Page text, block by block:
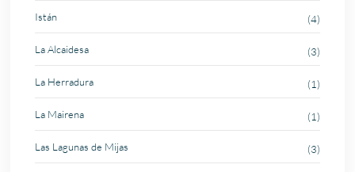
Istán (4)
La Alcaidesa (3)
La Herradura (1)
La Mairena (1)
Las Lagunas de Mijas (3)